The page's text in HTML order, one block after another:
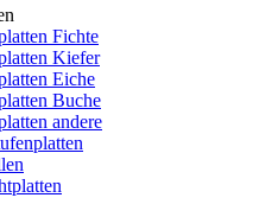
Fichte
Kiefer
Eiche
Buche
andere